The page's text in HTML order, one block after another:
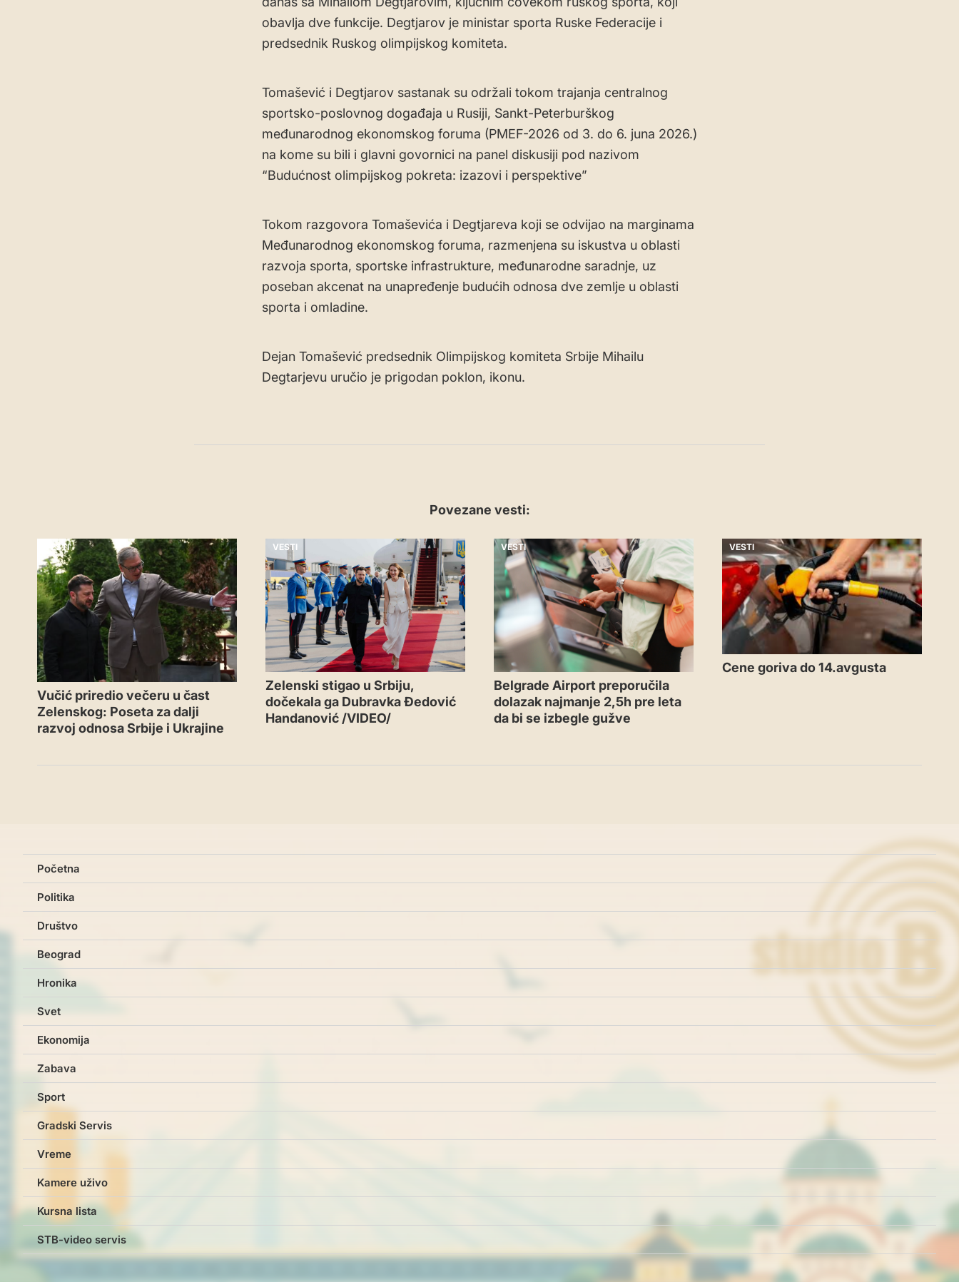
obavlja dve funkcije. Degtjarov je ministar sporta Ruske Federacije i
predsednik Ruskog olimpijskog komiteta.
Tomašević i Degtjarov sastanak su održali tokom trajanja centralnog
sportsko-poslovnog događaja u Rusiji, Sankt-Peterburškog
međunarodnog ekonomskog foruma (PMEF-2026 od 3. do 6. juna 2026.)
na kome su bili i glavni govornici na panel diskusiji pod nazivom
“Budućnost olimpijskog pokreta: izazovi i perspektive”
Tokom razgovora Tomaševića i Degtjareva koji se odvijao na marginama
Međunarodnog ekonomskog foruma, razmenjena su iskustva u oblasti
razvoja sporta, sportske infrastrukture, međunarodne saradnje, uz
poseban akcenat na unapređenje budućih odnosa dve zemlje u oblasti
sporta i omladine.
Dejan Tomašević predsednik Olimpijskog komiteta Srbije Mihailu
Degtarjevu uručio je prigodan poklon, ikonu.
Povezane vesti:
VESTI
Vučić priredio večeru u čast
Zelenskog: Poseta za dalji
razvoj odnosa Srbije i Ukrajine
VESTI
Zelenski stigao u Srbiju,
dočekala ga Dubravka Đedović
Handanović /VIDEO/
VESTI
Belgrade Airport preporučila
dolazak najmanje 2,5h pre leta
da bi se izbegle gužve
VESTI
Cene goriva do 14.avgusta
Početna
Politika
Društvo
Beograd
Hronika
Svet
Ekonomija
Zabava
Sport
Gradski Servis
Vreme
Kamere uživo
Kursna lista
STB-video servis